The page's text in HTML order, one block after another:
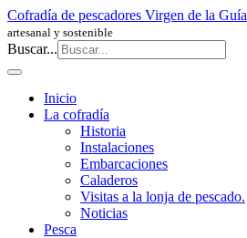
Cofradía de pescadores Virgen de la Guía
artesanal y sostenible
Buscar...
Inicio
La cofradía
Historia
Instalaciones
Embarcaciones
Caladeros
Visitas a la lonja de pescado.
Noticias
Pesca